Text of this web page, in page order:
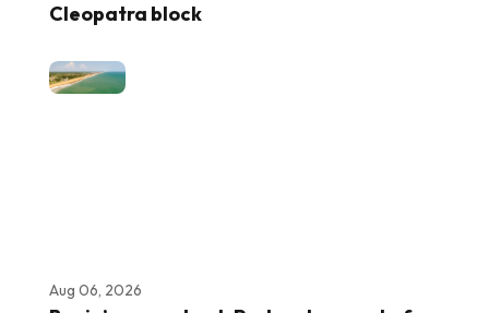
Cleopatra block
Aug 06, 2026